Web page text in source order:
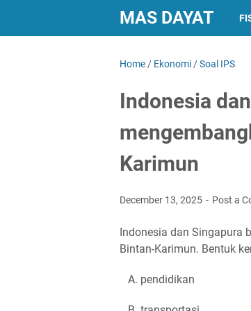
MAS DAYAT
Home / Ekonomi /Soal IPS
Indonesia
Karimun
December 13, 2025 Post a
Indonesia dan Singapura
Bintan-Karimun. Bentuk
A. pendidikan